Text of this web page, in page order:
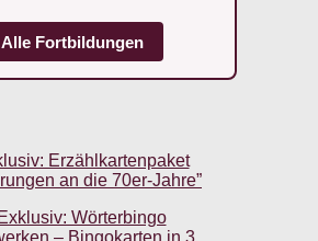
Alle Fortbildungen